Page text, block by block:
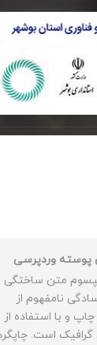
هشدار
های تعریف شده در
پوسته وردپرسی
متن ساختگی
نامفهوم از
و با استفاده از
گرافیک است.